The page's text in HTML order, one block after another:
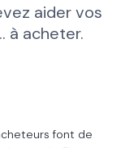
aider vos
à acheter.
font de